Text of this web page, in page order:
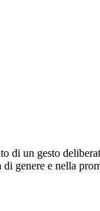
di un gesto
genere e nella